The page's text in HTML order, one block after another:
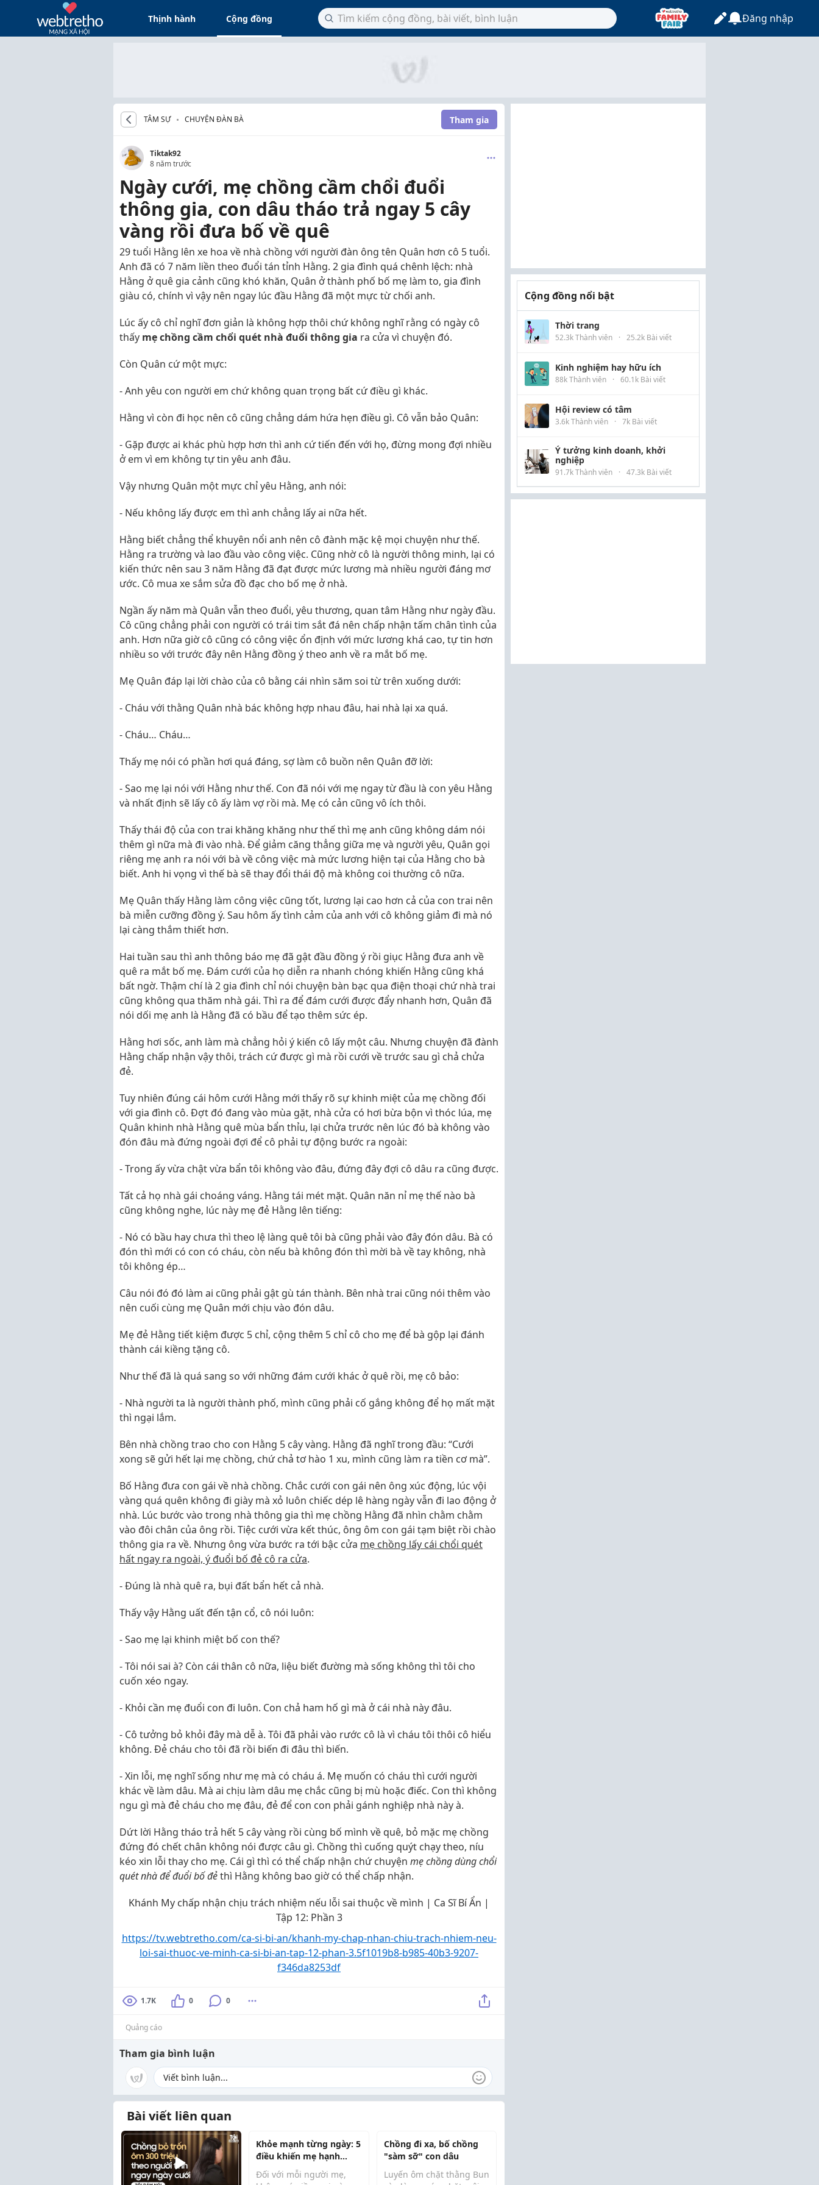
Thịnh hành Cộng đồng Đăng nhập
TÂM SỰ CHUYỆN ĐÀN BÀ Tham gia
Tiktak92
8 năm trước
Ngày cưới, mẹ chồng cầm chổi đuổi
thông gia, con dâu tháo trả ngay 5 cây
vàng rồi đưa bố về quê
29 tuổi Hằng lên xe hoa về nhà chồng với người đàn ông tên Quân hơn cô 5 tuổi.
Anh đã có 7 năm liền theo đuổi tán tỉnh Hằng. 2 gia đình quá chênh lệch: nhà
Hằng ở quê gia cảnh cũng khó khăn, Quân ở thành phố bố mẹ làm to, gia đình
giàu có, chính vì vậy nên ngay lúc đầu Hằng đã một mực từ chối anh.
Lúc ấy cô chỉ nghĩ đơn giản là không hợp thôi chứ không nghĩ rằng có ngày cô
thấy mẹ chồng cầm chổi quét nhà đuổi thông gia ra cửa vì chuyện đó.
Còn Quân cứ một mực:
- Anh yêu con người em chứ không quan trọng bất cứ điều gì khác.
Hằng vì còn đi học nên cô cũng chẳng dám hứa hẹn điều gì. Cô vẫn bảo Quân:
- Gặp được ai khác phù hợp hơn thì anh cứ tiến đến với họ, đừng mong đợi nhiều
ở em vì em không tự tin yêu anh đâu.
Vậy nhưng Quân một mực chỉ yêu Hằng, anh nói:
- Nếu không lấy được em thì anh chẳng lấy ai nữa hết.
Hằng biết chẳng thể khuyên nổi anh nên cô đành mặc kệ mọi chuyện như thế.
Hằng ra trường và lao đầu vào công việc. Cũng nhờ cô là người thông minh, lại có
kiến thức nên sau 3 năm Hằng đã đạt được mức lương mà nhiều người đáng mơ
ước. Cô mua xe sắm sửa đồ đạc cho bố mẹ ở nhà.
Ngần ấy năm mà Quân vẫn theo đuổi, yêu thương, quan tâm Hằng như ngày đầu.
Cô cũng chẳng phải con người có trái tim sắt đá nên chấp nhận tấm chân tình của
anh. Hơn nữa giờ cô cũng có công việc ổn định với mức lương khá cao, tự tin hơn
nhiều so với trước đây nên Hằng đồng ý theo anh về ra mắt bố mẹ.
Mẹ Quân đáp lại lời chào của cô bằng cái nhìn săm soi từ trên xuống dưới:
- Cháu với thằng Quân nhà bác không hợp nhau đâu, hai nhà lại xa quá.
- Cháu… Cháu…
Thấy mẹ nói có phần hơi quá đáng, sợ làm cô buồn nên Quân đỡ lời:
- Sao mẹ lại nói với Hằng như thế. Con đã nói với mẹ ngay từ đầu là con yêu Hằng
và nhất định sẽ lấy cô ấy làm vợ rồi mà. Mẹ có cản cũng vô ích thôi.
Thấy thái độ của con trai khăng khăng như thế thì mẹ anh cũng không dám nói
thêm gì nữa mà đi vào nhà. Để giảm căng thẳng giữa mẹ và người yêu, Quân gọi
riêng mẹ anh ra nói với bà về công việc mà mức lương hiện tại của Hằng cho bà
biết. Anh hi vọng vì thế bà sẽ thay đổi thái độ mà không coi thường cô nữa.
Mẹ Quân thấy Hằng làm công việc cũng tốt, lương lại cao hơn cả của con trai nên
bà miễn cưỡng đồng ý. Sau hôm ấy tình cảm của anh với cô không giảm đi mà nó
lại càng thắm thiết hơn.
Hai tuần sau thì anh thông báo mẹ đã gật đầu đồng ý rồi giục Hằng đưa anh về
quê ra mắt bố mẹ. Đám cưới của họ diễn ra nhanh chóng khiến Hằng cũng khá
bất ngờ. Thậm chí là 2 gia đình chỉ nói chuyện bàn bạc qua điện thoại chứ nhà trai
cũng không qua thăm nhà gái. Thì ra để đám cưới được đẩy nhanh hơn, Quân đã
nói dối mẹ anh là Hằng đã có bầu để tạo thêm sức ép.
Hằng hơi sốc, anh làm mà chẳng hỏi ý kiến cô lấy một câu. Nhưng chuyện đã đành
Hằng chấp nhận vậy thôi, trách cứ được gì mà rồi cưới về trước sau gì chả chửa
đẻ.
Tuy nhiên đúng cái hôm cưới Hằng mới thấy rõ sự khinh miệt của mẹ chồng đối
với gia đình cô. Đợt đó đang vào mùa gặt, nhà cửa có hơi bừa bộn vì thóc lúa, mẹ
Quân khinh nhà Hằng quê mùa bẩn thỉu, lại chửa trước nên lúc đó bà không vào
đón đâu mà đứng ngoài đợi để cô phải tự động bước ra ngoài:
- Trong ấy vừa chật vừa bẩn tôi không vào đâu, đứng đây đợi cô dâu ra cũng được.
Tất cả họ nhà gái choáng váng. Hằng tái mét mặt. Quân năn nỉ mẹ thế nào bà
cũng không nghe, lúc này mẹ đẻ Hằng lên tiếng:
- Nó có bầu hay chưa thì theo lệ làng quê tôi bà cũng phải vào đây đón dâu. Bà có
đón thì mới có con có cháu, còn nếu bà không đón thì mời bà về tay không, nhà
tôi không ép…
Câu nói đó đó làm ai cũng phải gật gù tán thành. Bên nhà trai cũng nói thêm vào
nên cuối cùng mẹ Quân mới chịu vào đón dâu.
Mẹ đẻ Hằng tiết kiệm được 5 chỉ, cộng thêm 5 chỉ cô cho mẹ để bà gộp lại đánh
thành cái kiềng tặng cô.
Như thế đã là quá sang so với những đám cưới khác ở quê rồi, mẹ cô bảo:
- Nhà người ta là người thành phố, mình cũng phải cố gắng không để họ mất mặt
thì ngại lắm.
Bên nhà chồng trao cho con Hằng 5 cây vàng. Hằng đã nghĩ trong đầu: “Cưới
xong sẽ gửi hết lại mẹ chồng, chứ chả tơ hào 1 xu, mình cũng làm ra tiền cơ mà”.
Bố Hằng đưa con gái về nhà chồng. Chắc cưới con gái nên ông xúc động, lúc vội
vàng quá quên không đi giày mà xỏ luôn chiếc dép lê hàng ngày vẫn đi lao động ở
nhà. Lúc bước vào trong nhà thông gia thì mẹ chồng Hằng đã nhìn chằm chằm
vào đôi chân của ông rồi. Tiệc cưới vừa kết thúc, ông ôm con gái tạm biệt rồi chào
thông gia ra về. Nhưng ông vừa bước ra tới bậc cửa mẹ chồng lấy cái chổi quét
hất ngay ra ngoài, ý đuổi bố đẻ cô ra cửa.
- Đúng là nhà quê ra, bụi đất bẩn hết cả nhà.
Thấy vậy Hằng uất đến tận cổ, cô nói luôn:
- Sao mẹ lại khinh miệt bố con thế?
- Tôi nói sai à? Còn cái thân cô nữa, liệu biết đường mà sống không thì tôi cho
cuốn xéo ngay.
- Khỏi cần mẹ đuổi con đi luôn. Con chả ham hố gì mà ở cái nhà này đâu.
- Cô tưởng bỏ khỏi đây mà dễ à. Tôi đã phải vào rước cô là vì cháu tôi thôi cô hiểu
không. Đẻ cháu cho tôi đã rồi biến đi đâu thì biến.
- Xin lỗi, mẹ nghĩ sống như mẹ mà có cháu á. Mẹ muốn có cháu thì cưới người
khác về làm dâu. Mà ai chịu làm dâu mẹ chắc cũng bị mù hoặc điếc. Con thì không
ngu gì mà đẻ cháu cho mẹ đâu, đẻ để con con phải gánh nghiệp nhà này à.
Dứt lời Hằng tháo trả hết 5 cây vàng rồi cùng bố mình về quê, bỏ mặc mẹ chồng
đứng đó chết chân không nói được câu gì. Chồng thì cuống quýt chạy theo, níu
kéo xin lỗi thay cho mẹ. Cái gì thì có thể chấp nhận chứ chuyện mẹ chồng dùng chổi
quét nhà để đuổi bố đẻthì Hằng không bao giờ có thể chấp nhận.
Khánh My chấp nhận chịu trách nhiệm nếu lỗi sai thuộc về mình | Ca Sĩ Bí Ẩn |
Tập 12: Phần 3
https://tv.webtretho.com/ca-si-bi-an/khanh-my-chap-nhan-chiu-trach-nhiem-neu-
loi-sai-thuoc-ve-minh-ca-si-bi-an-tap-12-phan-3.5f1019b8-b985-40b3-9207-
f346da8253df
1.7K 0 0
Quảng cáo
Tham gia bình luận
Bài viết liên quan
Khỏe mạnh từng ngày: 5
điều khiến mẹ hạnh
phúc khi con lớn lên
Đối với mỗi người mẹ,
Chồng đi xa, bố chồng
"sàm sỡ" con dâu
Luyến ôm chặt thằng Bun
Cộng đồng nổi bật
Thời trang
52.3k Thành viên · 25.2k Bài viết
Kinh nghiệm hay hữu ích
88k Thành viên · 60.1k Bài viết
Hội review có tâm
3.6k Thành viên · 7k Bài viết
Ý tưởng kinh doanh, khởi
nghiệp
91.7k Thành viên · 47.3k Bài viết